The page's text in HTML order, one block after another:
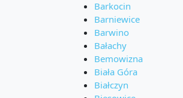
Barkocin
Barniewice
Barwino
Bałachy
Bemowizna
Biała Góra
Białczyn